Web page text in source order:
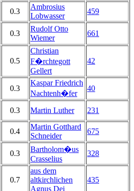
0.3
Ambrosius
Lobwasser
459
0.3
Rudolf Otto
Wiemer
661
0.5
Christian
F�rchtegott
Gellert
42
0.3
Kaspar Friedrich
Nachtenh�fer
40
0.3 Martin Luther 231
0.4
Martin Gotthard
Schneider
675
0.3
Bartholom�us
Crasselius
328
0.7
aus dem
altkirchlichen
Agnus Dei
435